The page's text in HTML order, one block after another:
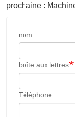
nom
boîte aux lettres
Téléphone